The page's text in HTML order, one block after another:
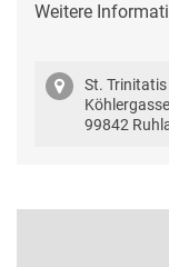
Weitere
St.
Köhlergasse
99842